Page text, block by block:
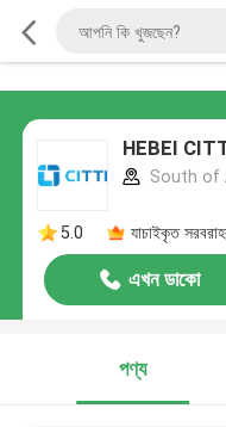
HEBEI
South of
5.0 যাচাইকৃত
এখন ডাকো
পণ্য